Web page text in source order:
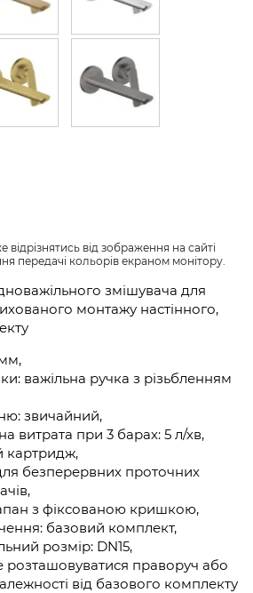
від зображення на сайті
передачі кольорів екраном монітору.
змішувача для
монтажу настінного,
важільна ручка з різьбленням
звичайний,
витрата при 3 барах: 5 л/хв,
картридж,
безперервних проточних
з фіксованою кришкою,
базовий комплект,
розмір: DN15,
розташовуватися праворуч або
від базового комплекту